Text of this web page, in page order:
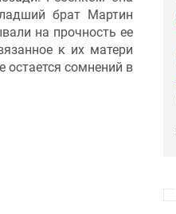
брат Мартин
на прочность ее
к их матери
остается сомнений в